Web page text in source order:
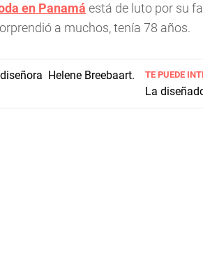
en Panamá está de luto por su
a muchos, tenía 78 años.
TE PUEDE
La